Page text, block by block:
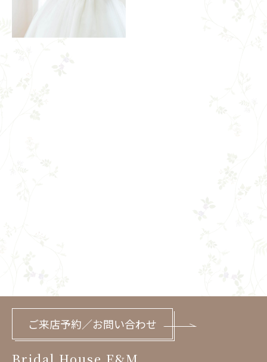
ご来店予約／お問い合わせ
Bridal House E&M